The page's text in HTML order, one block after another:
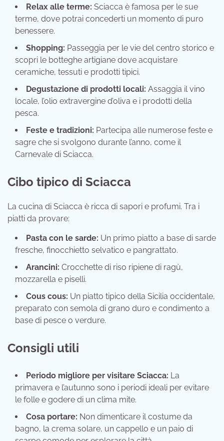
Relax alle terme: Sciacca è famosa per le sue
terme, dove potrai concederti un momento di puro
benessere.
Shopping: Passeggia per le vie del centro storico e
scopri le botteghe artigiane dove acquistare
ceramiche, tessuti e prodotti tipici.
Degustazione di prodotti locali: Assaggia il vino
locale, l’olio extravergine d’oliva e i prodotti della
pesca.
Feste e tradizioni: Partecipa alle numerose feste e
sagre che si svolgono durante l’anno, come il
Carnevale di Sciacca.
Cibo tipico di Sciacca
La cucina di Sciacca è ricca di sapori e profumi. Tra i
piatti da provare:
Pasta con le sarde: Un primo piatto a base di sarde
fresche, finocchietto selvatico e pangrattato.
Arancini: Crocchette di riso ripiene di ragù,
mozzarella e piselli.
Cous cous: Un piatto tipico della Sicilia occidentale,
preparato con semola di grano duro e condimento a
base di pesce o verdure.
Consigli utili
Periodo migliore per visitare Sciacca: La
primavera e l’autunno sono i periodi ideali per evitare
le folle e godere di un clima mite.
Cosa portare: Non dimenticare il costume da
bagno, la crema solare, un cappello e un paio di